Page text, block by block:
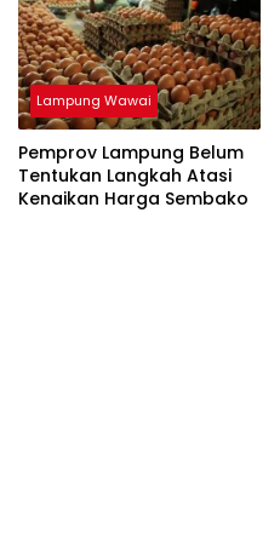
Lampung Wawai
Pemprov Lampung Belum
Tentukan Langkah Atasi
Kenaikan Harga Sembako